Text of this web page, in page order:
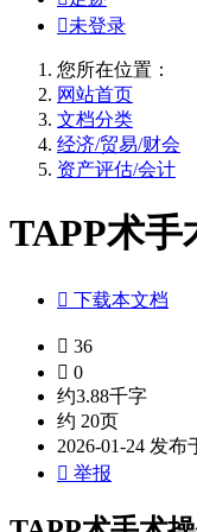
未登录
您所在位置：
网站首页
文档分类
经济/贸易/财会
资产评估/会计
TAPP术手
 下载本文档
 36
 0
约3.88千字
约 20页
2026-01-24 发布
 举报